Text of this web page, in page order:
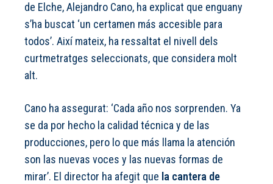
de Elche, Alejandro Cano, ha explicat que enguany
s’ha buscat ‘un certamen más accesible para
todos’. Així mateix, ha ressaltat el nivell dels
curtmetratges seleccionats, que considera molt
alt.
Cano ha assegurat: ‘Cada año nos sorprenden. Ya
se da por hecho la calidad técnica y de las
producciones, pero lo que más llama la atención
son las nuevas voces y las nuevas formas de
mirar’. El director ha afegit que la cantera de